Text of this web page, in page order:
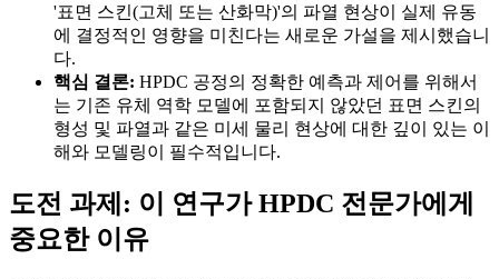
'표면 스킨(고체 또는 산화막)'의 파열 현상이 실제 유동
에 결정적인 영향을 미친다는 새로운 가설을 제시했습니
다.
핵심 결론: HPDC 공정의 정확한 예측과 제어를 위해서
는 기존 유체 역학 모델에 포함되지 않았던 표면 스킨의
형성 및 파열과 같은 미세 물리 현상에 대한 깊이 있는 이
해와 모델링이 필수적입니다.
도전 과제: 이 연구가 HPDC 전문가에게
중요한 이유